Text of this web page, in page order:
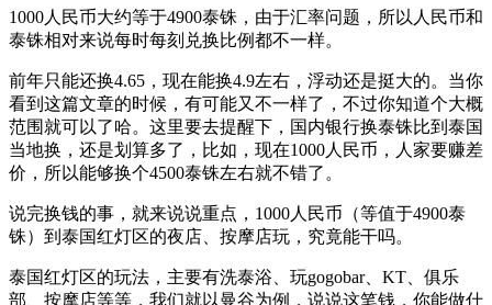
1000人民币大约等于4900泰铢，由于汇率问题，所以人民币和
泰铢相对来说每时每刻兑换比例都不一样。
前年只能还换4.65，现在能换4.9左右，浮动还是挺大的。当你
看到这篇文章的时候，有可能又不一样了，不过你知道个大概
范围就可以了哈。这里要去提醒下，国内银行换泰铢比到泰国
当地换，还是划算多了，比如，现在1000人民币，人家要赚差
价，所以能够换个4500泰铢左右就不错了。
说完换钱的事，就来说说重点，1000人民币（等值于4900泰
铢）到泰国红灯区的夜店、按摩店玩，究竟能干吗。
泰国红灯区的玩法，主要有洗泰浴、玩gogobar、KT、俱乐
部、按摩店等等，我们就以曼谷为例，说说这笔钱，你能做什